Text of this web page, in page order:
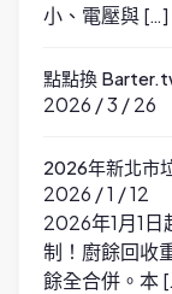
小、電壓與 […]
點點換
2026 / 3 / 26
2026年新北市
2026 / 1 / 12
2026年1月1
制！廚餘回收
餘全合併。本